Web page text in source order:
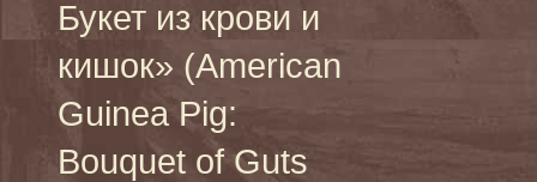
Букет из крови и
кишок» (American
Guinea Pig:
Bouquet of Guts